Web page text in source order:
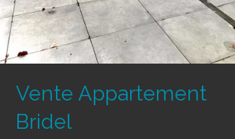
Vente Appartement
Bridel